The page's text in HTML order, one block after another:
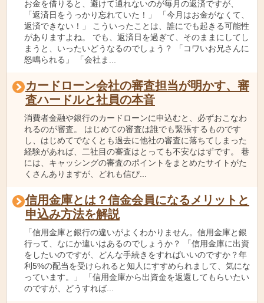
お金を借りると、避けて通れないのが毎月の返済ですが、
「返済日をうっかり忘れていた！」 「今月はお金がなくて、
返済できない！」 こういったことは、誰にでも起きる可能性
がありますよね。 でも、返済日を過ぎて、そのままにしてし
まうと、いったいどうなるのでしょう？ 「コワいお兄さんに
怒鳴られる」 「会社ま...
カードローン会社の審査担当が明かす、審
査ハードルと社員の本音
消費者金融や銀行のカードローンに申込むと、必ずおこなわ
れるのが審査。 はじめての審査は誰でも緊張するものです
し、はじめてでなくとも過去に他社の審査に落ちてしまった
経験があれば、二社目の審査はとっても不安なはずです。 巷
には、キャッシングの審査のポイントをまとめたサイトがた
くさんありますが、どれも信ぴ...
信用金庫とは？信金会員になるメリットと
申込み方法を解説
「信用金庫と銀行の違いがよくわかりません。信用金庫と銀
行って、なにか違いはあるのでしょうか？ 「信用金庫に出資
をしたいのですが、どんな手続きをすればいいのですか？年
利5%の配当を受けられると知人にすすめられまして、気にな
っています。」 「信用金庫から出資金を返還してもらいたい
のですが、どうすれば...